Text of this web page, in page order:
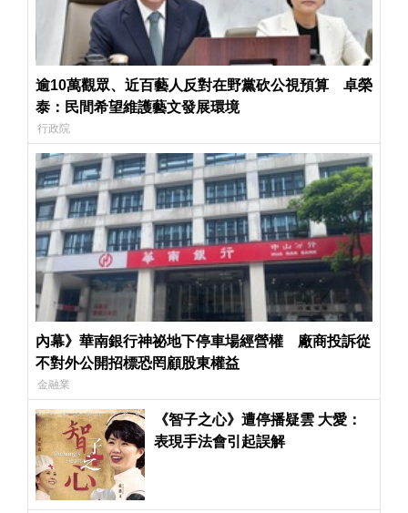
逾10萬觀眾、近百藝人反對在野黨砍公視預算 卓榮
泰：民間希望維護藝文發展環境
行政院
內幕》華南銀行神祕地下停車場經營權 廠商投訴從
不對外公開招標恐罔顧股東權益
金融業
《智子之心》遭停播疑雲 大愛：
表現手法會引起誤解